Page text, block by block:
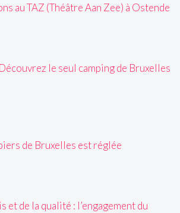
au TAZ (Théâtre Aan Zee) à Ostende
le seul camping de Bruxelles
de Bruxelles est réglée
et de la qualité : l’engagement du